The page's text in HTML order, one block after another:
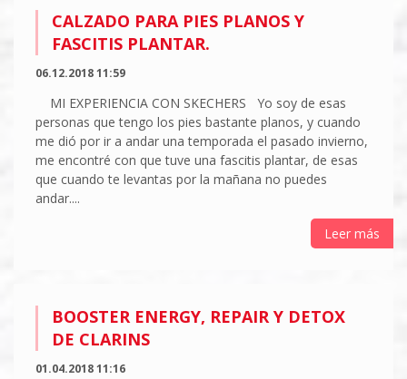
CALZADO PARA PIES PLANOS Y
FASCITIS PLANTAR.
06.12.2018 11:59
MI EXPERIENCIA CON SKECHERS Yo soy de esas
personas que tengo los pies bastante planos, y cuando
me dió por ir a andar una temporada el pasado invierno,
me encontré con que tuve una fascitis plantar, de esas
que cuando te levantas por la mañana no puedes
andar....
Leer más
BOOSTER ENERGY, REPAIR Y DETOX
DE CLARINS
01.04.2018 11:16